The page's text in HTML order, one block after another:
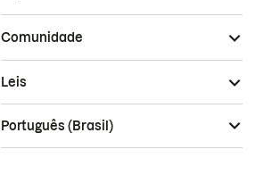
Comunidade
Leis
Português (Brasil)